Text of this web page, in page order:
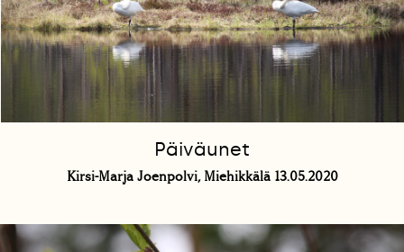
Päiväunet
Kirsi-Marja Joenpolvi, Miehikkälä 13.05.2020